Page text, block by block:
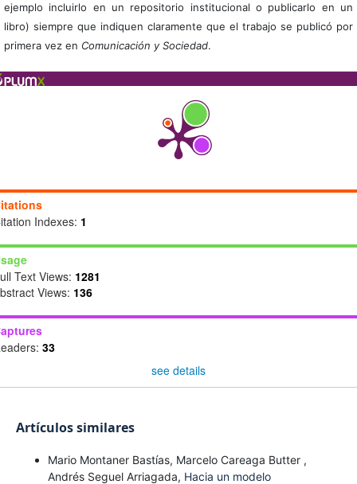
ejemplo incluirlo en un repositorio institucional o publicarlo en un
libro) siempre que indiquen claramente que el trabajo se publicó por
primera vez en Comunicación y Sociedad.
Indexes: 1
Text Views: 1281
Views: 136
33
see details
Artículos similares
Mario Montaner Bastías, Marcelo Careaga Butter ,
Andrés Seguel Arriagada, Hacia un modelo